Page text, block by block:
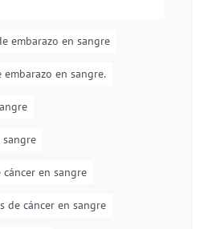
embarazo en sangre
en sangre.
sangre
en sangre
de cáncer en sangre